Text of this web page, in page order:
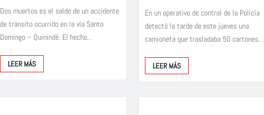
Dos muertos es el saldo de un accidente
de tránsito ocurrido en la vía Santo
Domingo – Quinindé. El hecho…
LEER MÁS
En un operativo de control de la Policía
detectó la tarde de este jueves una
camioneta que trasladaba 50 cartones…
LEER MÁS